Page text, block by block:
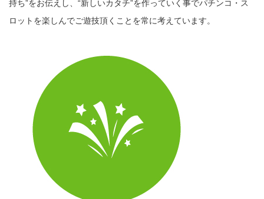
持ち”をお伝えし、“新しいカタチ”を作っていく事でパチンコ・ス
ロットを楽しんでご遊技頂くことを常に考えています。